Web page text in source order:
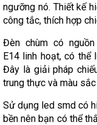
ngưỡng nó. Thiết kế
công tắc, thích hợp
Đèn chùm có
E14 linh hoạt, có thể
Đây là giải pháp
trung thực và màu
Sử dụng led smd có
bền nên bạn có thể